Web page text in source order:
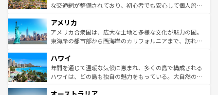
を参照してほしい。
戦など、本場だからこそできる体験も豊富。イギリスを旅
ンツ一覧を参照してほしい。
な交通網が整備されており、初心者でも安心して個人旅行
の建物がそのまま残る町や、スイスならではのユニークな
博物館もあり、アルプス観光だけでなく町歩きも満喫する
ことができる。国民の所得が高いため物価も高いが、旅行
ば市内交通費無料で観光を楽しむこともできる。 なお、新
着のスイス情報はコンテンツ一覧 を参照してほしい。
アメリカ
アメリカ合衆国は、広大な土地と多様な文化が魅力の国。
東海岸の都市部から西海岸のカリフォルニアまで、訪れる
のような巨大都市は、観光、ショッピング、エンターテイ
ンメントが詰まった刺激的なスポットだ。一方、アメリカ
西部には大自然が広がり、グランドキャニオンやイエロー
部のニューオーリンズでは、音楽と美食が融合した独特の
ハワイ
年間を通じて温暖な気候に恵まれ、多くの島で構成される
ハワイは、どの島も独自の魅力をもっている。大自然の神